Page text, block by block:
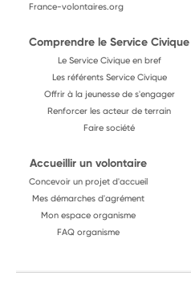
France-volontaires.org
Comprendre le Service Civique
Le Service Civique en bref
Les référents Service Civique
Offrir à la jeunesse de s'engager
Renforcer les acteur de terrain
Faire société
Accueillir un volontaire
Concevoir un projet d'accueil
Mes démarches d'agrément
Mon espace organisme
FAQ organisme